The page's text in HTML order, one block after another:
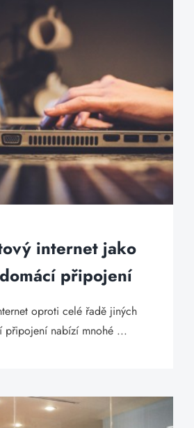
internet jako
připojení
oproti celé řadě jiných
připojení nabízí mnohé ...